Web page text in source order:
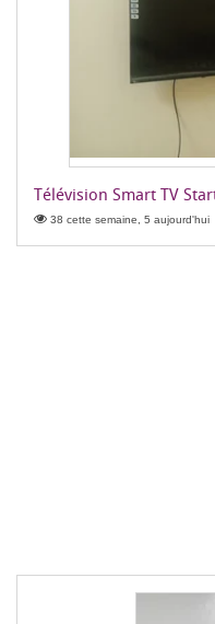
Télévision Smart TV
38 cette semaine, 5 aujourd'hui